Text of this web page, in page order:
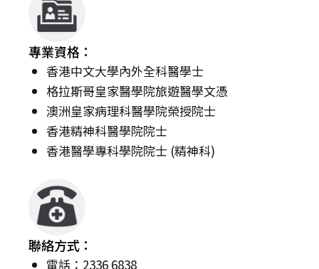
專業資格：
香港中文大學內外全科醫學士
格拉斯哥皇家醫學院旅遊醫學文憑
澳洲皇家病理科醫學院榮授院士
香港精神科醫學院院士
香港醫學專科學院院士 (精神科)
聯絡方式：
電話：2336 6838